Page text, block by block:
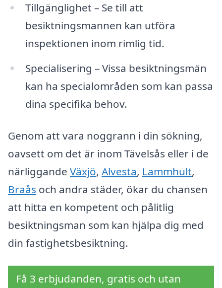
Tillgänglighet – Se till att
besiktningsmannen kan utföra
inspektionen inom rimlig tid.
Specialisering – Vissa besiktningsmän
kan ha specialområden som kan passa
dina specifika behov.
Genom att vara noggrann i din sökning,
oavsett om det är inom Tävelsås eller i de
närliggande Växjö, Alvesta, Lammhult,
Braås och andra städer, ökar du chansen
att hitta en kompetent och pålitlig
besiktningsman som kan hjälpa dig med
din fastighetsbesiktning.
Få 3 erbjudanden, gratis och utan